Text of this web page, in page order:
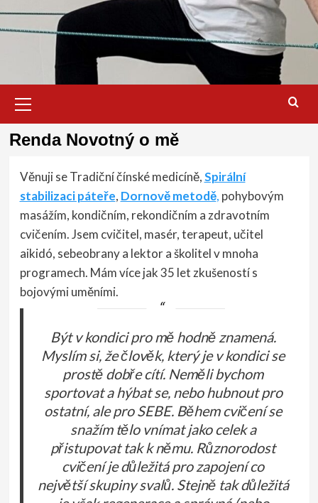
Menu
Renda Novotný o mě
Věnuji se Tradiční čínské medicíně,Spirální
stabilizaci páteře, Dornově metodě, pohybovým
masážím, kondičním, rekondičním a zdravotním
cvičením. Jsem cvičitel, masér, terapeut, učitel
aikidó, sebeobrany a lektor a školitel v mnoha
programech. Mám více jak 35 let zkušeností s
bojovými uměními.
Být v kondici pro mě hodně znamená.
Myslím si, že člověk, který je v kondici se
prostě dobře cítí. Neměli bychom
sportovat a hýbat se, nebo hubnout pro
ostatní, ale pro SEBE. Během cvičení se
snažím tělo vnímat jako celek a
přistupovat tak k němu. Různorodost
cvičení je důležitá pro zapojení co
největší skupiny svalů. Stejně tak důležitá